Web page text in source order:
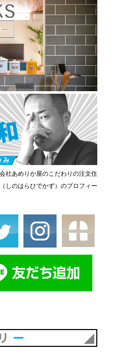
社あめりか屋のこだわりの注文住
しのはらひでかず）のプロフィー